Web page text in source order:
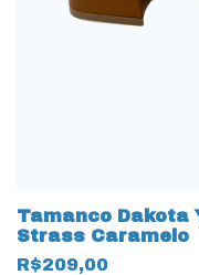
Tamanco Dakota
Strass Caramelo
R$209,00